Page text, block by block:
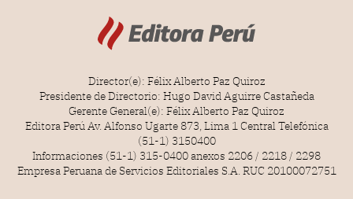
Director(e): Félix Alberto Paz Quiroz
Presidente de Directorio: Hugo David Aguirre Castañeda
Gerente General(e): Félix Alberto Paz Quiroz
Editora Perú Av. Alfonso Ugarte 873, Lima 1 Central Telefónica
(51-1) 3150400
Informaciones (51-1) 315-0400 anexos 2206 / 2218 / 2298
Empresa Peruana de Servicios Editoriales S.A. RUC 20100072751